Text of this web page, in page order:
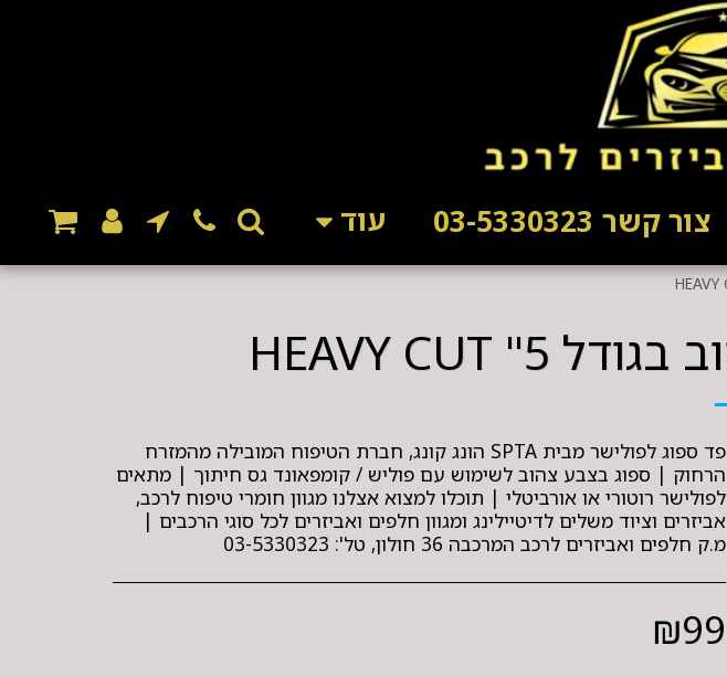
צור קשר 03-5330323 עוד
פד ספוג לפולישר מבית SPTA הונג קונג, חברת הטיפוח המובילה מהמזרח
הרחוק | ספוג בצבע צהוב לשימוש עם פוליש / קומפאונד גס חיתוך | מתאים
לפולישר רוטורי או אורביטלי | תוכלו למצוא אצלנו מגוון חומרי טיפוח לרכב,
אביזרים וציוד משלים לדיטיילינג ומגוון חלפים ואביזרים לכל סוגי הרכבים |
מ.ק חלפים ואביזרים לרכב המרכבה 36 חולון, טל': 03-5330323
₪99